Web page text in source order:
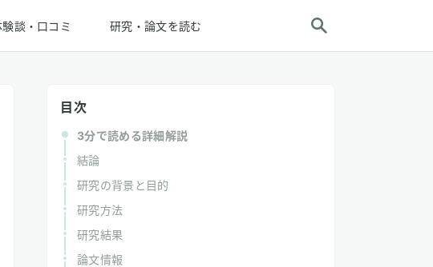
験談・口コミ 研究・論文を読む
目次
3分で読める詳細解説
結論
研究の背景と目的
研究方法
研究結果
論文情報